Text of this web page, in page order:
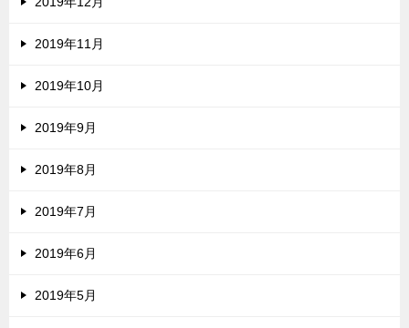
2019年11月
2019年10月
2019年9月
2019年8月
2019年7月
2019年6月
2019年5月